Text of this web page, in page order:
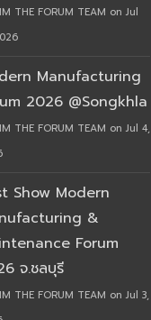
THE FORUM TEAM on Jul
Manufacturing
2026 @Songkhla
THE FORUM TEAM on Jul 4,
Show Modern
&
Forum
จ.ชลบุรี
THE FORUM TEAM on Jul 3,